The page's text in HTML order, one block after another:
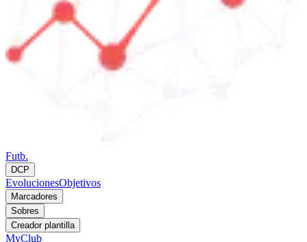
Futb.
DCP
EvolucionesObjetivos
Marcadores
Sobres
Creador plantilla
MyClub